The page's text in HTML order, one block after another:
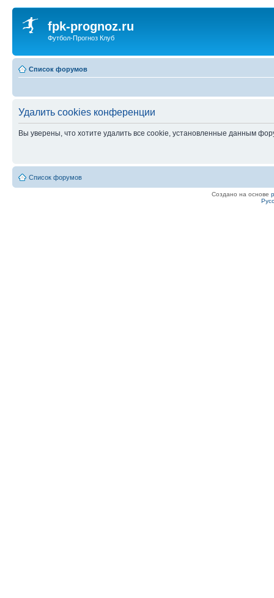
fpk-prognoz.ru
Футбол-Прогноз Клуб
Список форумов
Удалить cookies конференции
Вы уверены, что хотите удалить все cookie, установленные данным
Список форумов
Создано на основе